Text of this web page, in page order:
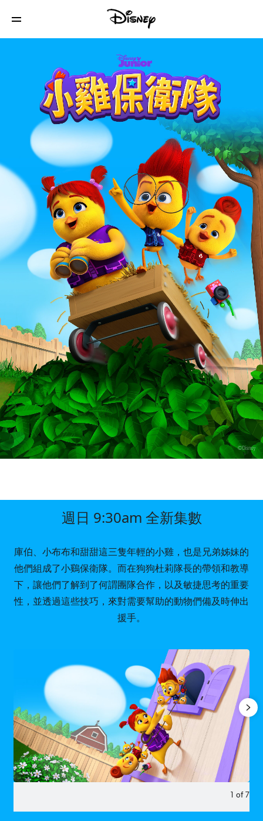
週日 9:30am 全新集數
庫伯、小布布和甜甜這三隻年輕的小雞，也是兄弟姊妹的
他們組成了小鷄保衛隊。而在狗狗杜莉隊長的帶領和教導
下，讓他們了解到了何謂團隊合作，以及敏捷思考的重要
性，並透過這些技巧，來對需要幫助的動物們備及時伸出
援手。
1 of 7